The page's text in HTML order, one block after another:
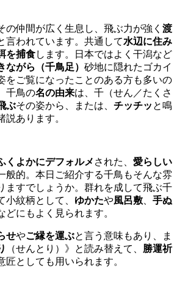
の仲間が広く生息し、飛ぶ力が強く 渡
言われています。共通して水辺に住み
を捕食します。日本ではよく干潟など
ながら（千鳥足） 砂地に隠れたゴカイ
をご覧になったことのある方も多いの
千鳥の名の由来は、千（せん／たくさ
ぶその姿から、または、 チッチッ と鳴
説あります。
くよかにデフォルメ された、 愛らしい
般的。本日ご紹介する千鳥もそんな雰
ますでしょうか。群れを成して飛ぶ千
紋柄として、 ゆかたや風呂敷、 手ぬ
どにもよく見られます。
せやご縁を運ぶと言う意味もあり、ま
（せんとり）》と読み替えて、 勝運祈
匠としても用いられます。